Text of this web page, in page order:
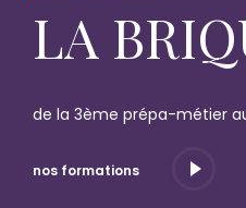
LA
de la 3ème prépa-métier
nos formations